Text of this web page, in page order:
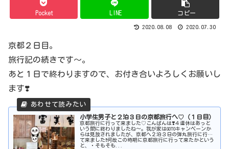
Pocket LINE コピー
2020.08.08 2020.07.30
京都２日目。
旅行記の続きです〜。
あと１日で終わりますので、お付き合いよろしくお願いし
ます❣️
小学生男子と２泊３日の京都旅行へ♡（１日目）
京都旅行に行って来ました♡こんばんは❣️４連休はあっと
いう間に終わりましたね〜。我が家はGOTOキャンペーンか
らは見放されましたが、京都へ２泊３日の弾丸旅行に行っ
て来ました❗何故この時期に京都旅行に行って来たかという
と、・そもそも...